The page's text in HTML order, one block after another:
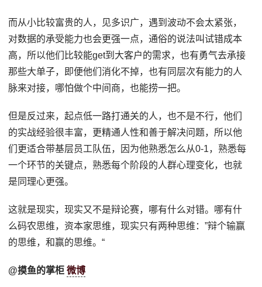
而从小比较富贵的人，见多识广，遇到波动不会太紧张，
对数据的承受能力也会更强一点，通俗的说法叫试错成本
高，所以他们比较能get到大客户的需求，也有勇气去承接
那些大单子，即便他们消化不掉，也有同层次有能力的人
脉来对接，哪怕做个中间商，也能捞一把。
但是反过来，起点低一路打通关的人，也不是不行，他们
的实战经验很丰富，更精通人性和善于解决问题，所以他
们更适合带基层员工队伍，因为他熟悉怎么从0-1，熟悉每
一个环节的关键点，熟悉每个阶段的人群心理变化，也就
是同理心更强。
这就是现实，现实又不是辩论赛，哪有什么对错。哪有什
么码农思维，资本家思维，现实只有两种思维：”辩个输赢
的思维，和赢的思维。“
@摸鱼的掌柜微博